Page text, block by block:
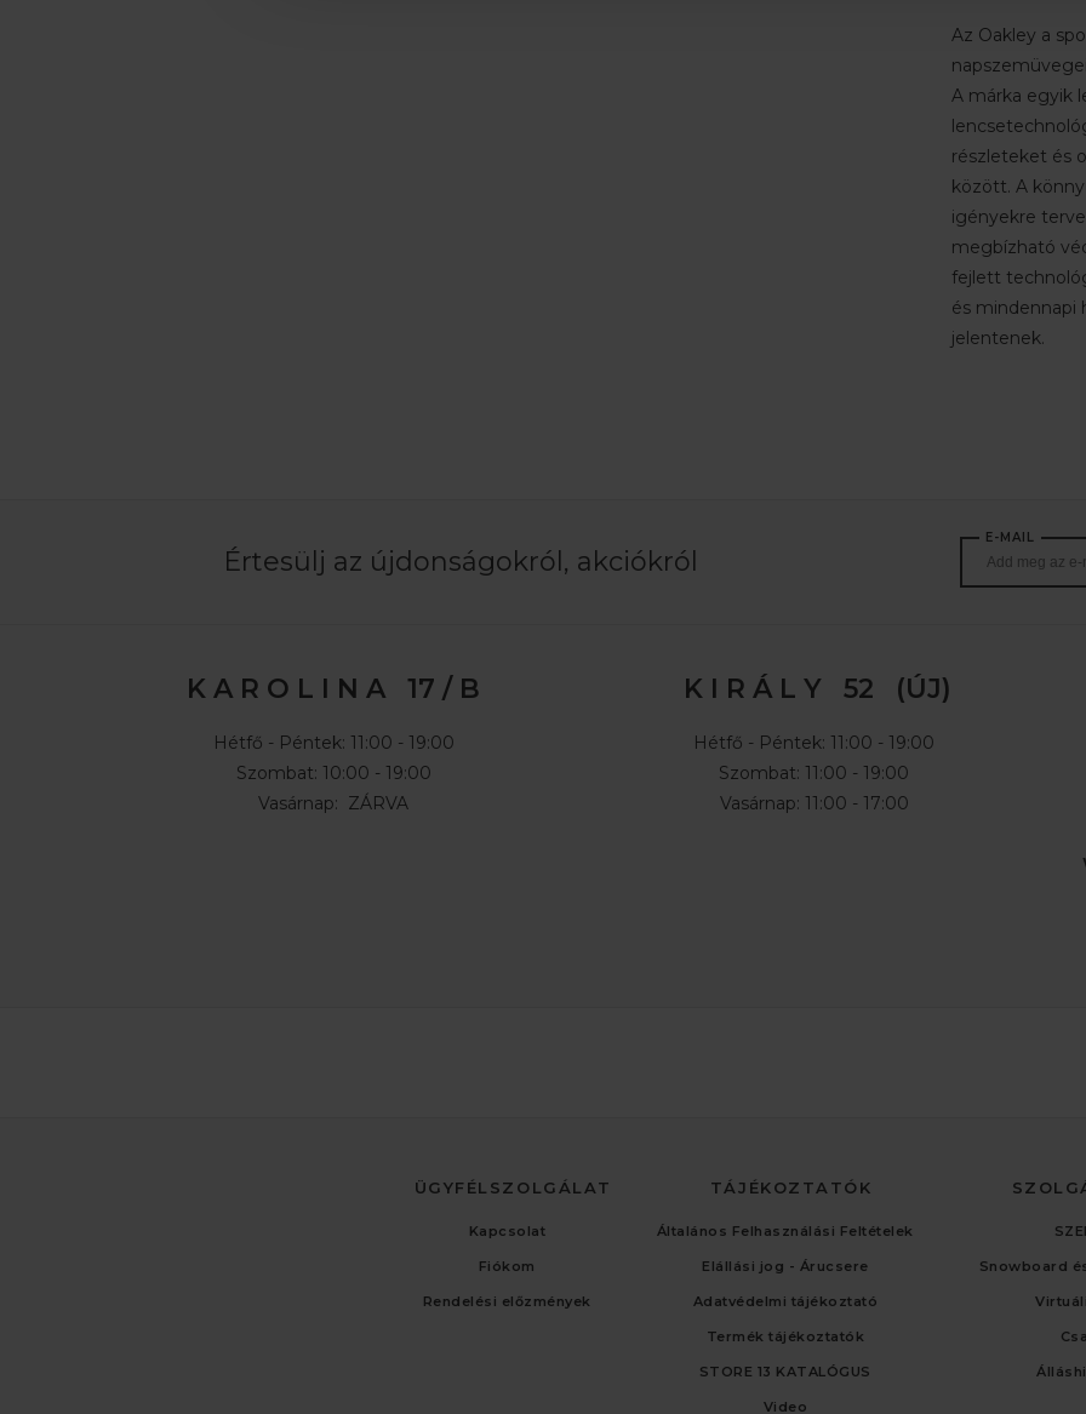
Az Oakley a
A márka egyik
részleteket és
között. A
igényekre
megbízható
fejlett
és mindennapi
jelentenek.
Értesülj az újdonságokról, akciókról
E-MAIL
K A R O L I N A 17 / B
Hétfő - Péntek: 11:00 - 19:00
Szombat: 10:00 - 19:00
Vasárnap: ZÁRVA
K I R Á L Y 52 (ÚJ)
Hétfő - Péntek: 11:00 - 19:00
Szombat: 11:00 - 19:00
Vasárnap: 11:00 - 17:00
ÜGYFÉLSZOLGÁLAT
Kapcsolat
Fiókom
Rendelési előzmények
TÁJÉKOZTATÓK
Általános Felhasználási Feltételek
Elállási jog - Árucsere
Adatvédelmi tájékoztató
Termék tájékoztatók
STORE 13 KATALÓGUS
Video
Snowboard